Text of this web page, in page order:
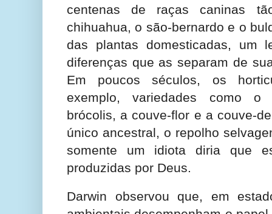
centenas de raças caninas
chihuahua, o são-bernardo e o
das plantas domesticadas, um
diferenças que as separam de
Em poucos séculos, os
exemplo, variedades como o
brócolis, a couve-flor e a couve-
único ancestral, o repolho
somente um idiota diria que
produzidas por Deus.
Darwin observou que, em